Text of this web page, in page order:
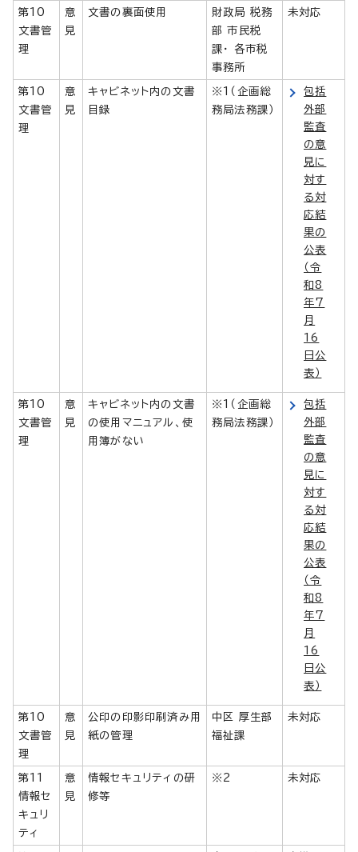
第10
文書管
理
意
見
文書の裏面使用
財政局 税務
部 市民税
課・ 各市税
事務所
未対応
第10
文書管
理
意
見
キャビネット内の文書
目録
※1（企画総
務局法務課）
包括
外部
監査
の意
見に
対す
る対
応結
果の
公表
（令
和8
年7
月
16
日公
表）
第10
文書管
理
意
見
キャビネット内の文書
の使用マニュアル、使
用簿がない
※1（企画総
務局法務課）
包括
外部
監査
の意
見に
対す
る対
応結
果の
公表
（令
和8
年7
月
16
日公
表）
第10
文書管
理
意
見
公印の印影印刷済み用
紙の管理
中区 厚生部
福祉課
未対応
第11
情報セ
キュリ
ティ
意
見
情報セキュリティの研
修等
※2 未対応